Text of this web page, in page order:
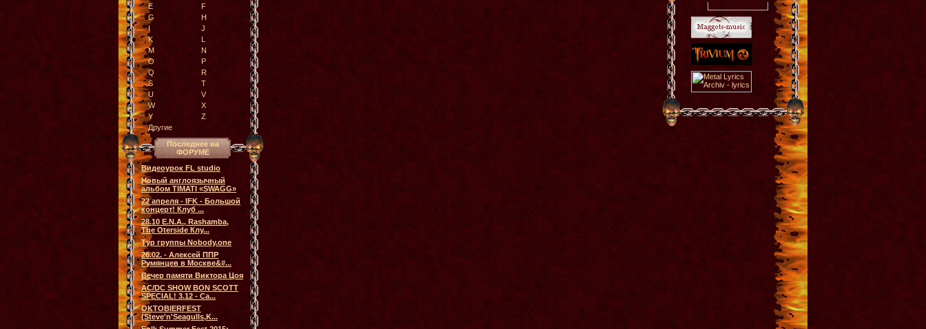
E
F
G
H
I
J
K
L
M
N
O
P
Q
R
S
T
U
V
W
X
Y
Z
Другие
Последнее на
ФОРУМЕ
Видеоурок FL studio
Новый англоязычный
альбом TIMATI «SWAGG»
22 апреля - IFK - Большой
концерт! Клуб ...
28.10 E.N.A., Rashamba,
The Oterside Клу...
Тур группы Nobody.one
26.02. - Алексей ППР
Румянцев в Москве&#...
Вечер памяти Виктора Цоя
AC/DC SHOW BON SCOTT
SPECIAL! 3.12 - Са...
OKTOBIERFEST
(Steve'n'Seagulls,K...